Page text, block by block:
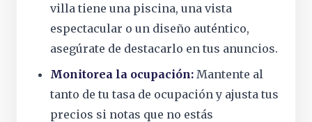
villa tiene una piscina, una vista
espectacular o un diseño auténtico,
asegúrate de destacarlo en tus anuncios.
Monitorea la ocupación: Mantente al
tanto de tu tasa de ocupación y ajusta tus
precios si notas que no estás